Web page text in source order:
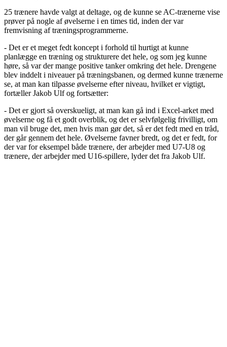
25 trænere havde valgt at deltage, og de kunne se AC-trænerne vise
prøver på nogle af øvelserne i en times tid, inden der var
fremvisning af træningsprogrammerne.
- Det er et meget fedt koncept i forhold til hurtigt at kunne
planlægge en træning og strukturere det hele, og som jeg kunne
høre, så var der mange positive tanker omkring det hele. Drengene
blev inddelt i niveauer på træningsbanen, og dermed kunne trænerne
se, at man kan tilpasse øvelserne efter niveau, hvilket er vigtigt,
fortæller Jakob Ulf og fortsætter:
- Det er gjort så overskueligt, at man kan gå ind i Excel-arket med
øvelserne og få et godt overblik, og det er selvfølgelig frivilligt, om
man vil bruge det, men hvis man gør det, så er det fedt med en tråd,
der går gennem det hele. Øvelserne favner bredt, og det er fedt, for
der var for eksempel både trænere, der arbejder med U7-U8 og
trænere, der arbejder med U16-spillere, lyder det fra Jakob Ulf.